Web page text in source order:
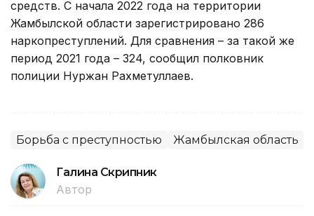
средств. С начала 2022 года на территории
Жамбылской области зарегистрировано 286
наркопреступлений. Для сравнения – за такой же
период 2021 года – 324, сообщил полковник
полиции Нуржан Рахметуллаев.
Борьба с преступностью Жамбылская область
Галина Скрипник
Автор